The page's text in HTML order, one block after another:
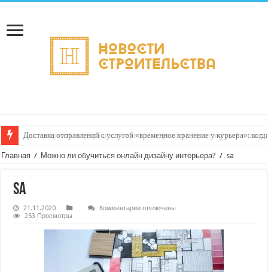
Доставка отправлений с услугой «временное хранение у курьера»:
Главная / Можно ли обучиться онлайн дизайну интерьера? / sa
sa
21.11.2020 Комментариикотключены
253 Просмотры